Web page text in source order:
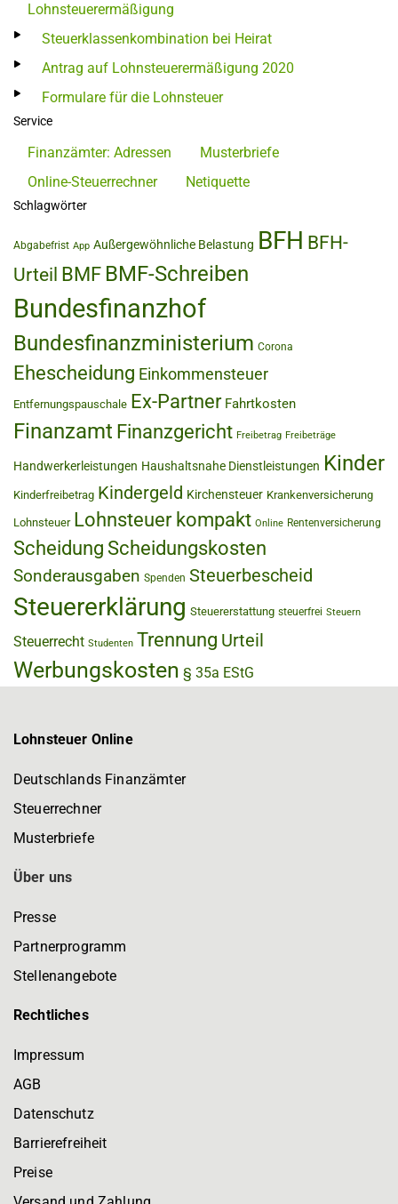
Lohnsteuerermäßigung
Steuerklassenkombination bei Heirat
Antrag auf Lohnsteuerermäßigung 2020
Formulare für die Lohnsteuer
Service
Finanzämter: Adressen
Musterbriefe
Online-Steuerrechner
Netiquette
Schlagwörter
Abgabefrist App Außergewöhnliche Belastung BFH BFH-
Urteil BMF BMF-Schreiben
Bundesfinanzhof
Bundesfinanzministerium Corona
Ehescheidung Einkommensteuer
Entfernungspauschale Ex-Partner Fahrtkosten
Finanzamt Finanzgericht Freibetrag Freibeträge
Handwerkerleistungen Haushaltsnahe Dienstleistungen Kinder
Kinderfreibetrag Kindergeld Kirchensteuer Krankenversicherung
Lohnsteuer Lohnsteuer kompakt Online Rentenversicherung
Scheidung Scheidungskosten
Sonderausgaben Spenden Steuerbescheid
Steuererklärung Steuererstattung steuerfrei Steuern
Steuerrecht Studenten Trennung Urteil
Werbungskosten § 35a EStG
Lohnsteuer Online
Deutschlands Finanzämter
Steuerrechner
Musterbriefe
Über uns
Presse
Partnerprogramm
Stellenangebote
Rechtliches
Impressum
AGB
Datenschutz
Barrierefreiheit
Preise